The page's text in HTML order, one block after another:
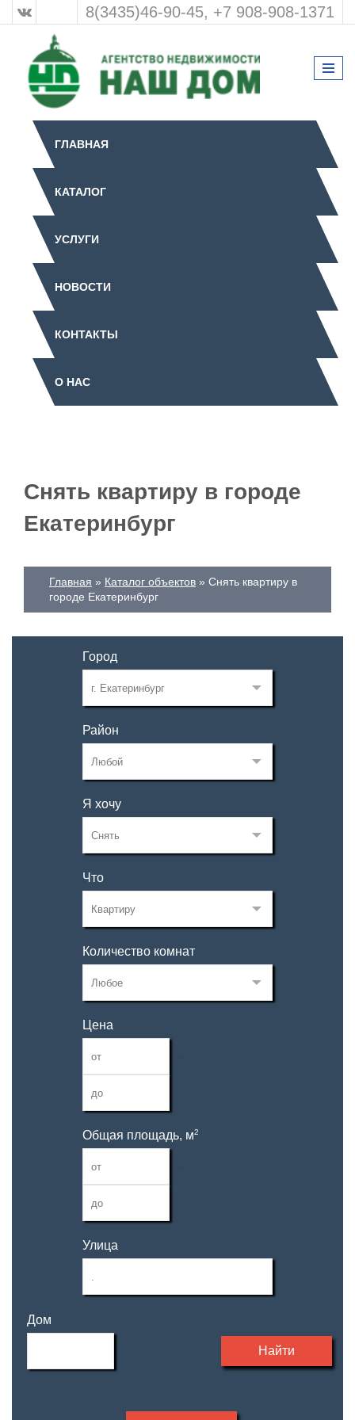
8(3435)46-90-45, +7 908-908-1371
ГЛАВНАЯ
КАТАЛОГ
УСЛУГИ
НОВОСТИ
КОНТАКТЫ
О НАС
Снять квартиру в городе
Екатеринбург
Главная Каталог объектов
Снять квартиру в
городе Екатеринбург
Город
Район
Я хочу
Что
Количество комнат
Цена
—
Общая площадь, м2
—
Улица
Дом
Найти